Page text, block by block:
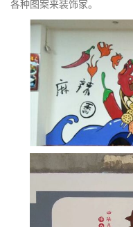
各种图案来装饰家。